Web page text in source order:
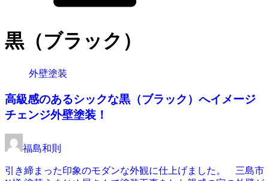
黒（ブラック）
外壁塗装
高級感のあるシックな黒（ブラック）へイメージ
チェンジ外壁塗装！
福島和則
引き締まった印象のモダンな外観に仕上げました。 三島市